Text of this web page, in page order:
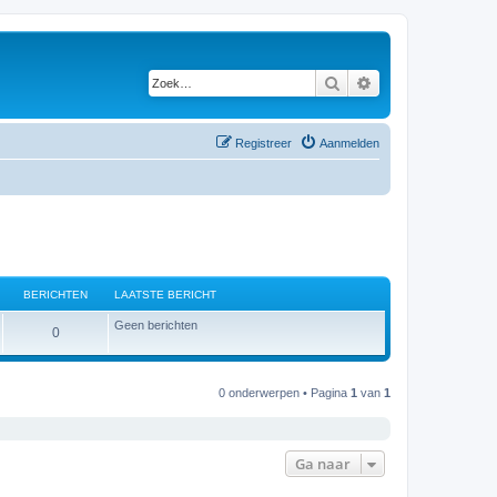
Zoek
Aanmelden
Registreer
BERICHTEN LAATSTE BERICHT
0B
e
Geen berichten
0 onderwerpen • Pagina 1 van 1
Ga naar